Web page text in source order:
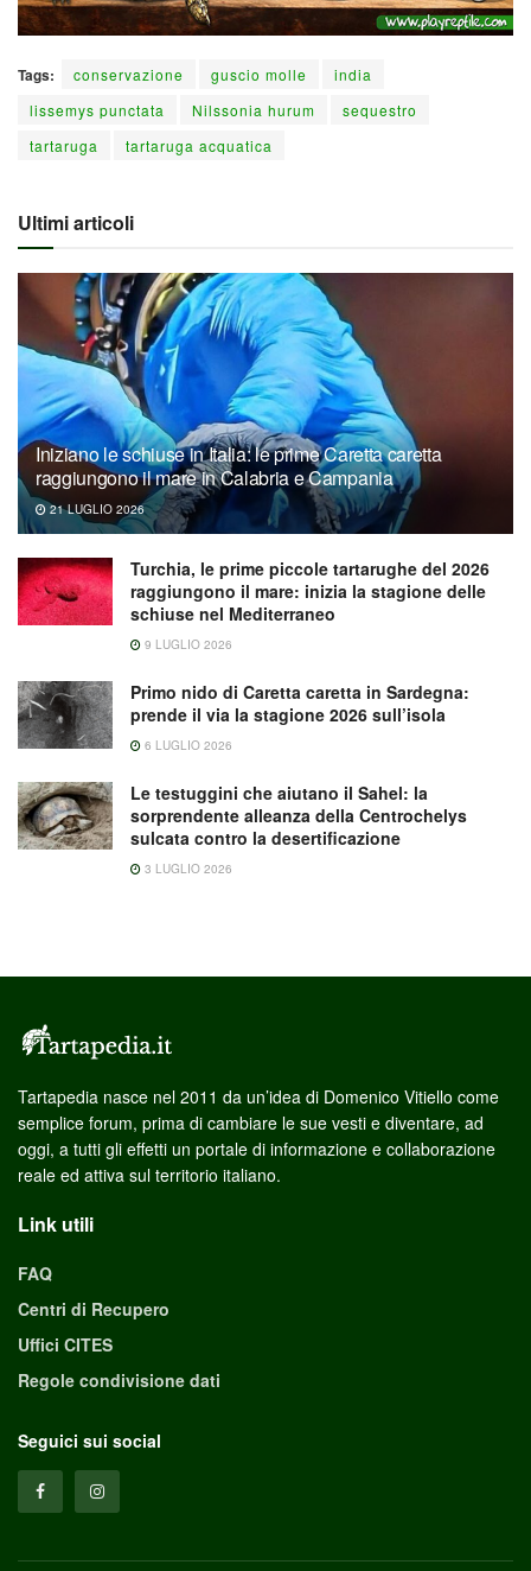
Tags: conservazione guscio molle
india
lissemys punctata
Nilssonia hurum
sequestro
tartaruga
tartaruga acquatica
Ultimi articoli
Iniziano le schiuse in Italia: le prime Caretta caretta
raggiungono il mare in Calabria e Campania
21 LUGLIO 2026
Turchia, le prime piccole tartarughe del 2026
raggiungono il mare: inizia la stagione delle
schiuse nel Mediterraneo
9 LUGLIO 2026
Primo nido di Caretta caretta in Sardegna:
prende il via la stagione 2026 sull’isola
6 LUGLIO 2026
Le testuggini che aiutano il Sahel: la
sorprendente alleanza della Centrochelys
sulcata contro la desertificazione
3 LUGLIO 2026
Tartapedia nasce nel 2011 da un’idea di Domenico Vitiello come
semplice forum, prima di cambiare le sue vesti e diventare, ad
oggi, a tutti gli effetti un portale di informazione e collaborazione
reale ed attiva sul territorio italiano.
Link utili
FAQ
Centri di Recupero
Uffici CITES
Regole condivisione dati
Seguici sui social